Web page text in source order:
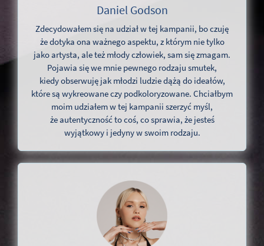
Daniel Godson
Zdecydowałem się na udział w tej kampanii, bo czuję
że dotyka ona ważnego aspektu, z którym nie tylko
jako artysta, ale też młody człowiek, sam się zmagam.
Pojawia się we mnie pewnego rodzaju smutek,
kiedy obserwuję jak młodzi ludzie dążą do ideałów,
które są wykreowane czy podkoloryzowane. Chciałbym
moim udziałem w tej kampanii szerzyć myśl,
że autentyczność to coś, co sprawia, że jesteś
wyjątkowy i jedyny w swoim rodzaju.